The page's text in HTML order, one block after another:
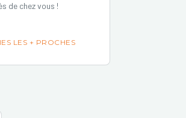
de chez vous !
LES + PROCHES